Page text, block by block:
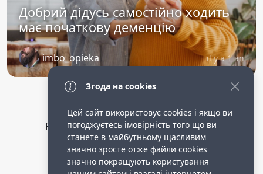
Добрий дідусь самостійно ходить
має початкову деменцію
imbo_opieka il y a 1 an
Privacy Policy
public terms of service
Робота опікункою в німеччині.
Згода на cookies
Цей сайт використовує cookies і якщо ви
погоджуєтесь імовірність того що ви
станете в майбутньому щасливим
значно зросте отже файли cookies
значно покращують користування